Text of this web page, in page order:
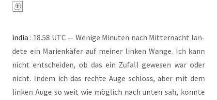
india : 18.58 UTC — Weni­ge Minu­ten nach Mit­ter­nacht lan­
de­te ein Mari­en­kä­fer auf mei­ner lin­ken Wan­ge. Ich kann
nicht ent­schei­den, ob das ein Zufall gewe­sen war oder
nicht. Indem ich das rech­te Auge schloss, aber mit dem
lin­ken Auge so weit wie mög­lich nach unten sah, konn­te